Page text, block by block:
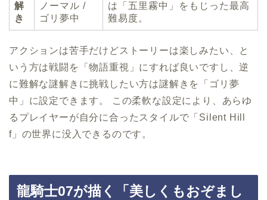
解
き
ノーマル /
ゴリ夢中
は「五里霧中」をもじった最高
難易度。
アクションは苦手だけどストーリーは楽しみたい、と
いう方は戦闘を「物語重視」にすれば良いですし、逆
に難解な謎解きに挑戦したい方は謎解きを「ゴリ夢
中」に設定できます。 この柔軟な設定により、あらゆ
るプレイヤーが自分に合ったスタイルで「Silent Hill
f」の世界に没入できるのです。
龍騎士07が描く「美しくもおぞまし